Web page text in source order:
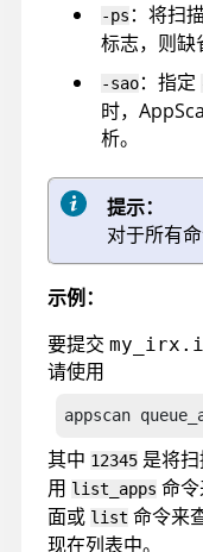
-ps ：将扫
标志，则缺
-sao：指定
时，
析。
提示：
对于所有
示例：
要提交
请使用
appscan
其中 12345 是将
用 list_apps 命
面或 list 命令来
现在列表中。